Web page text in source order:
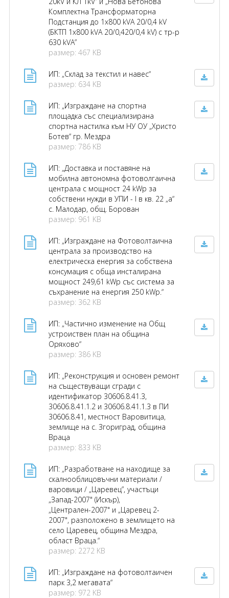
Комплектна Трансформаторна
Подстанция до 1х800 kVА 20/0,4 kV
(БКТП 1х800 kVА 20/0,420/0,4 kV) с тр-р
630 kVА”
размер: 467 KB
ИП: „Склад за текстил и навес“
размер: 634 KB
ИП: „Изграждане на спортна
площадка със специализирана
спортна настилка към НУ ОУ „Христо
Ботев“ гр. Мездра
размер: 786 KB
ИП: „Доставка и поставяне на
мобилна автономна фотоволгаична
централа с мощност 24 kWp за
собствени нужди в УПИ - I в кв. 22 „а“
с. Малодар, общ. Борован
размер: 961 KB
ИП: „Изграждане на Фотоволтаична
централа за производство на
електрическа енергия за собствена
консумация с обща инсталирана
мощност 249,61 kWp със система за
съхранение на енергия 250 kWp.“
размер: 362 KB
ИП: „Частично изменение на Общ
устроиствен план на община
Оряхово“
размер: 386 KB
ИП: „Реконструкция и основен ремонт
на съществуващи сгради с
идентификатор 30606.8.41.3,
30606.8.41.1.2 и 30606.8.41.1.3 в ПИ
30606.8.41, местност Варовитица,
землище на с. Згориград, община
Враца
размер: 833 KB
ИП: „Разработване на находище за
скалнооблицовъчни материали /
варовици / „Царевец”, участъци
„Запад-2007" (Искър),
„Централен-2007" и „Царевец 2-
2007", разположено в землището на
село Царевец, община Мездра,
област Враца.“
размер: 2272 KB
ИП: „Изграждане на фотоволтаичен
парк 3,2 мегавата“
размер: 972 KB